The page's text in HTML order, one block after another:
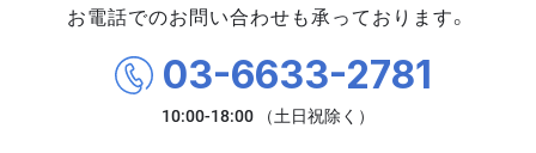
お電話でのお問い合わせも承っております。
03-6633-2781